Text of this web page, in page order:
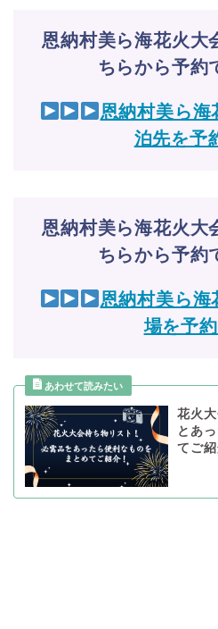
恩納村美ら海花火大
ちらから予約
恩納村美ら海
泊先を予
恩納村美ら海花火大
ちらから予約
恩納村美ら海
場を予
花火
とあ
てご紹